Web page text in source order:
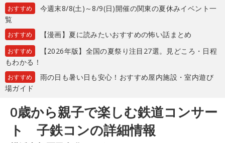
おすすめ
今週末8/8(土)～8/9(日)開催の関東の夏休みイベント一
覧
おすすめ 【漫画】夏に読みたいおすすめの怖い話まとめ
おすすめ
【2026年版】全国の夏祭り注目27選。見どころ・日程
もわかる！
おすすめ
雨の日も暑い日も安心！おすすめ屋内施設・室内遊び
場ガイド
0歳から親子で楽しむ鉄道コンサー
ト 子鉄コンの詳細情報